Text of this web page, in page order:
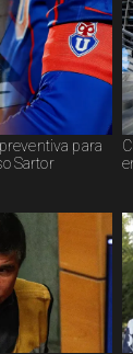
para
Sartor